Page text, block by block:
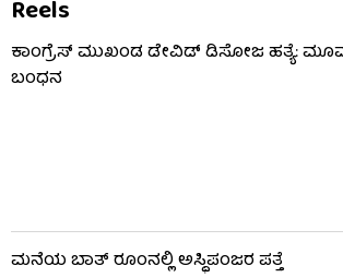
Reels
ಕಾಂಗ್ರೆಸ್ ಮುಖಂಡ ಡೇವಿಡ್ ಡಿಸೋಜ ಹತ್ಯೆ:
ಬಂಧನ
ಮನೆಯ ಬಾತ್ ರೂಂನಲ್ಲಿ ಅಸ್ಥಿಪಂಜರ ಪತ್ತೆ